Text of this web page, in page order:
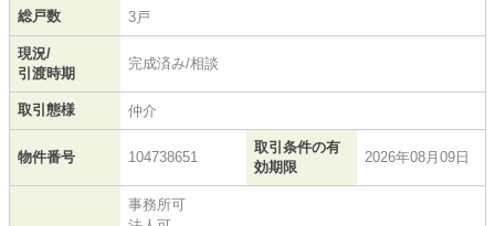
総戸数 3戸
現況/
引渡時期
完成済み/相談
取引態様 仲介
物件番号 104738651
取引条件の有
効期限
2026年08月09日
事務所可